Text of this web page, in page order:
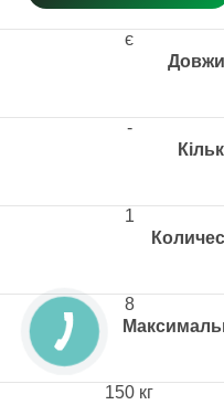
є
-
1
8
150 кг